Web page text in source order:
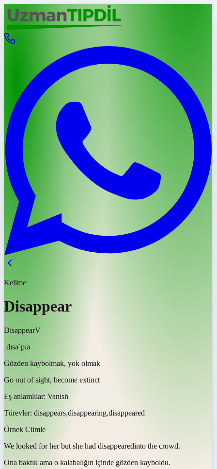
Kelime
Disappear
DisappearV
ˌdɪsəˈpɪə
Gözden kaybolmak, yok olmak
Go out of sight, become extinct
Eş anlamlılar: Vanish
Türevler: disappears,disappearing,disappeared
Örnek Cümle
We looked for her but she had disappearedinto the crowd.
Ona baktık ama o kalabalığın içinde gözden kayboldu.